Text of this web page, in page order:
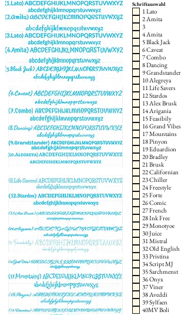
Schriftauswahl
1 Lato
2 Amita
3
4 Amita
5 Black Jack
6 Caveat
7 Combo
8 Dancing
9 Grandstander
10 Alegreya
11 Life Savers
12 Stardos
13 Alex Brusk
14 Arigania
15 Feasibily
16 Grand Vibes
17 Mountains
18 Pinyon
19 Eduardion
20 Bradley
21 Brusk
22 Californian
23 Chiller
24 Freestyle
25 Forte
26 Comic
27 French
28 Ink Free
29 Monotyoe
30 Juice
31 Mistral
32 Old English
33 Pristina
34 Script MJ
35 Sarchmenst
36 Onyx
37 Viner
38 Aveddi
39 Sylfaen
40MV Boli